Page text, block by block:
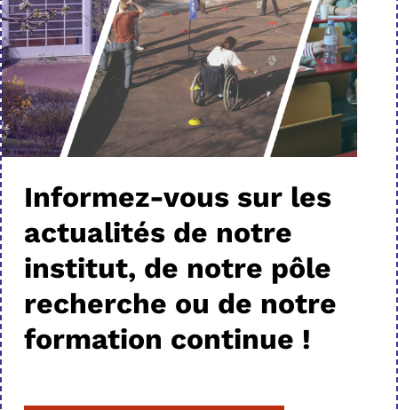
Informez-vous sur les
actualités de notre
institut, de notre pôle
recherche ou de notre
formation continue !